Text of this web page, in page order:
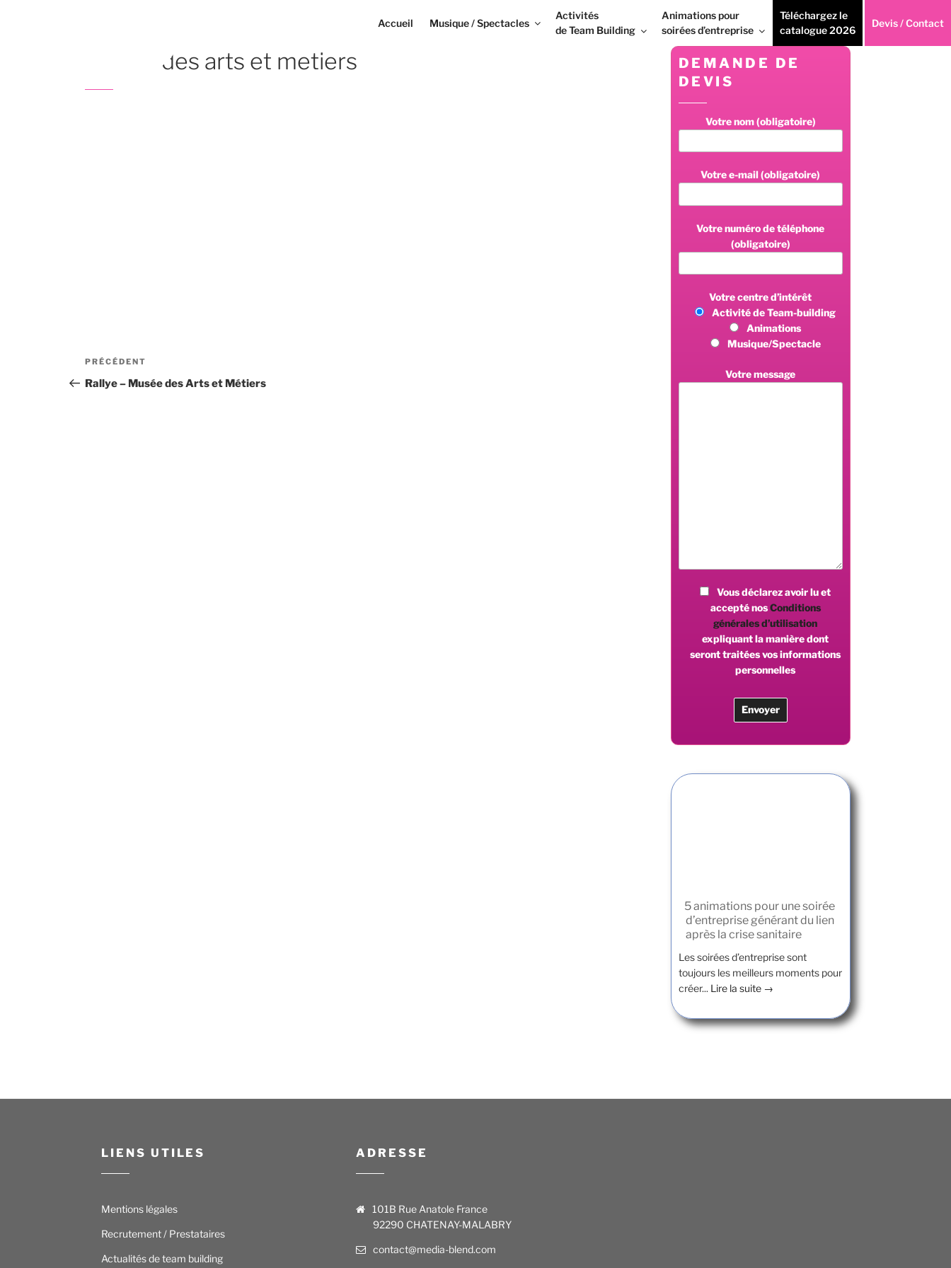
Accueil Musique / Spectacles
Activités
de Team Building
Animations pour
soirées d’entreprise
Téléchargez le
catalogue 2026
Devis / Contact
musee des arts et metiers
Navigation
de
Article
précédent
PRÉCÉDENT
Rallye – Musée des Arts et Métiers
DEMANDE DE
DEVIS
Votre nom (obligatoire)
Votre e-mail (obligatoire)
Votre numéro de téléphone
(obligatoire)
Votre centre d’intérêt
Activité de Team-building
Animations
Musique/Spectacle
Votre message
Vous déclarez avoir lu et
accepté nosConditions
générales d’utilisation
expliquant la manière dont
seront traitées vos informations
personnelles
5 animations pour une soirée
d’entreprise générant du lien
après la crise sanitaire
Les soirées d’entreprise sont
toujours les meilleurs moments pour
créer... Lire la suite →
LIENS UTILES
Mentions légales
Recrutement / Prestataires
Actualités de team building
ADRESSE
101B Rue Anatole France
92290 CHATENAY-MALABRY
contact@media-blend.com